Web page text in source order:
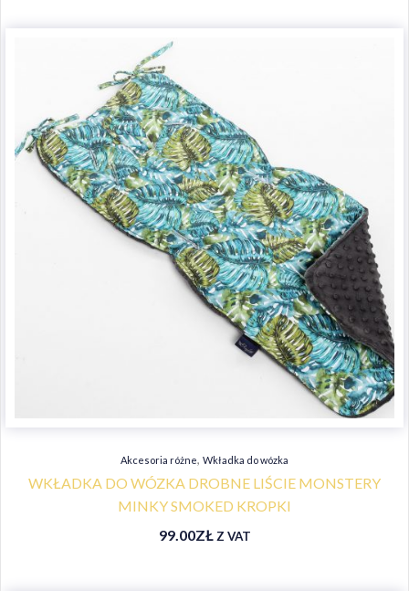
Akcesoria różne, Wkładka do wózka
WKŁADKA DO WÓZKA DROBNE LIŚCIE MONSTERY
MINKY SMOKED KROPKI
99.00ZŁ Z VAT